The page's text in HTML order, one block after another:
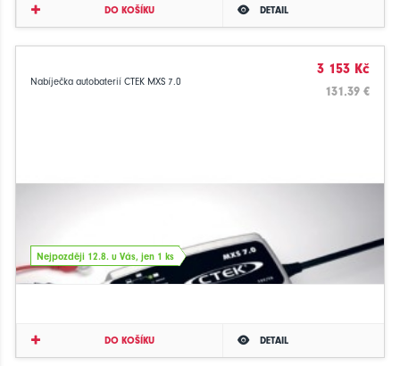
DO KOŠÍKU DETAIL
Nabíječka autobaterií CTEK MXS 7.0
3 153 Kč
131.39 €
Nejpozději 12.8. u Vás, jen 1 ks
DO KOŠÍKU DETAIL